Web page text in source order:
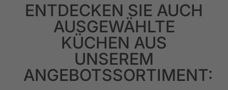
ENTDECKEN SIE AUCH
AUSGEWÄHLTE
KÜCHEN AUS
UNSEREM
ANGEBOTSSORTIMENT: